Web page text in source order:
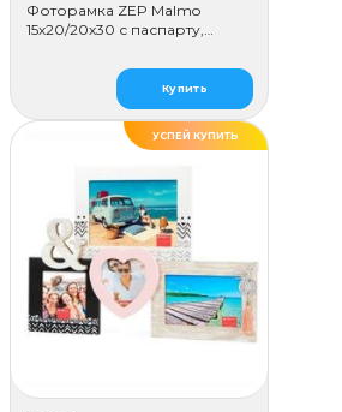
Фоторамка ZEP Malmo
15х20/20х30 с паспарту,
Купить
УСПЕЙ КУПИТЬ